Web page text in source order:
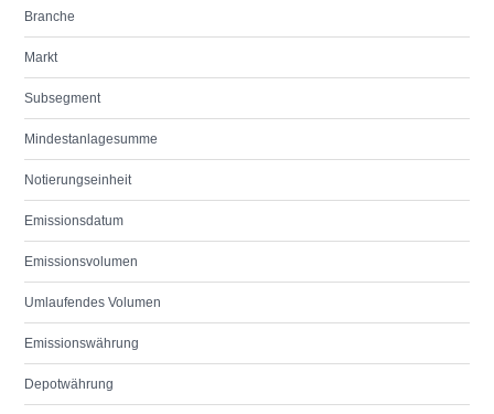
Branche
Markt
Subsegment
Mindestanlagesumme
Notierungseinheit
Emissionsdatum
Emissionsvolumen
Umlaufendes Volumen
Emissionswährung
Depotwährung